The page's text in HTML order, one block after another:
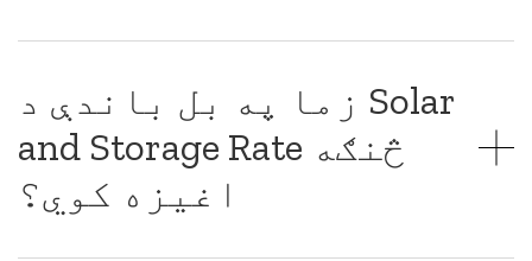
زما په بل باندې د Solar
and Storage Rate څنګه
اغیزه کوي؟